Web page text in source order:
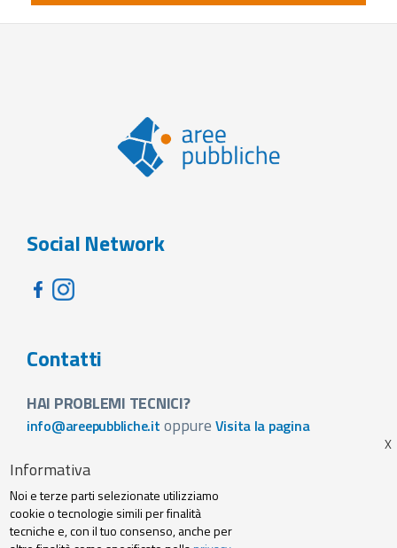
Social Network
Contatti
HAI PROBLEMI TECNICI?
info@areepubbliche.it oppure Visita la pagina
Visita la pagina
Footer
Web agency Privacy policy e cookie
Informativa
Noi e terze parti selezionate utilizziamo
cookie o tecnologie simili per finalità
tecniche e, con il tuo consenso, anche per